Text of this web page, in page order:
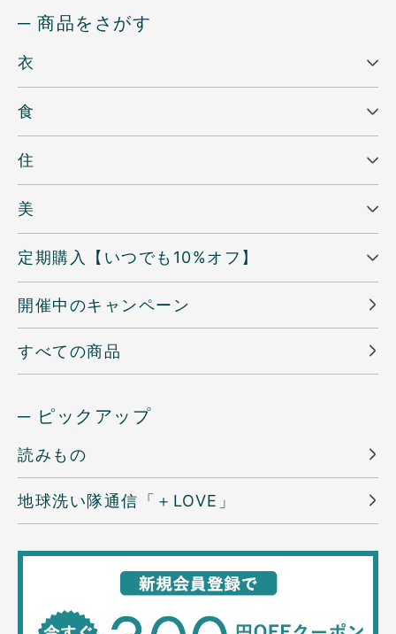
─ 商品をさがす
衣
食
住
美
定期購入【いつでも10%オフ】
開催中のキャンペーン
すべての商品
─ ピックアップ
読みもの
地球洗い隊通信「＋LOVE」